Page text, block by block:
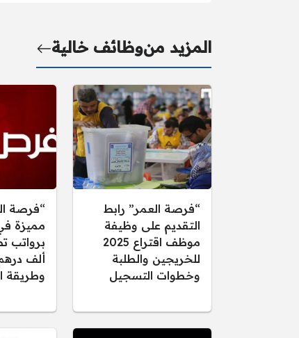
المزيد منوظائف خالية
“فرصة العمر” رابط
التقديم على وظيفة
موظف اقتراع 2025
للخريجين والطلبة
وخطوات التسجيل
“فرصة
مميزة
ألف
وطريقة